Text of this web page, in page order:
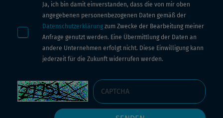
Ja, ich bin damit einverstanden, dass die von mir oben
angegebenen personenbezogenen Daten gemäß der
Datenschutzerklärung zum Zwecke der Bearbeitung meiner
Anfrage genutzt werden. Eine Übermittlung der Daten an
andere Unternehmen erfolgt nicht. Diese Einwilligung kann
jederzeit für die Zukunft widerrufen werden.